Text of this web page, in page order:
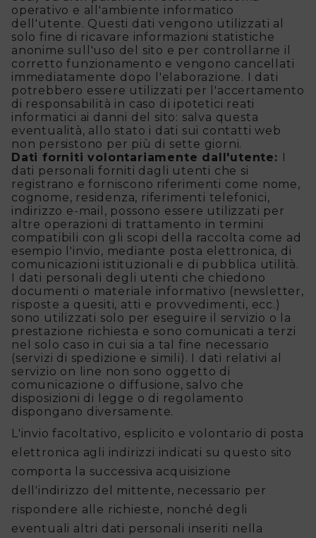
operativo e all'ambiente informatico
dell'utente. Questi dati vengono utilizzati al
solo fine di ricavare informazioni statistiche
anonime sull'uso del sito e per controllarne il
corretto funzionamento e vengono cancellati
immediatamente dopo l'elaborazione. I dati
potrebbero essere utilizzati per l'accertamento
di responsabilità in caso di ipotetici reati
informatici ai danni del sito: salva questa
eventualità, allo stato i dati sui contatti web
non persistono per più di sette giorni.
Dati forniti volontariamente dall'utente:
dati personali forniti dagli utenti che si
registrano e forniscono riferimenti come nome,
cognome, residenza, riferimenti telefonici,
indirizzo e-mail, possono essere utilizzati per
altre operazioni di trattamento in termini
compatibili con gli scopi della raccolta come ad
esempio l'invio, mediante posta elettronica, di
comunicazioni istituzionali e di pubblica utilità.
I dati personali degli utenti che chiedono
documenti o materiale informativo (newsletter,
risposte a quesiti, atti e provvedimenti, ecc.)
sono utilizzati solo per eseguire il servizio o la
prestazione richiesta e sono comunicati a terzi
nel solo caso in cui sia a tal fine necessario
(servizi di spedizione e simili). I dati relativi al
servizio on line non sono oggetto di
comunicazione o diffusione, salvo che
disposizioni di legge o di regolamento
dispongano diversamente.
L'invio facoltativo, esplicito e volontario di posta
elettronica agli indirizzi indicati su questo sito
comporta la successiva acquisizione
dell'indirizzo del mittente, necessario per
rispondere alle richieste, nonché degli
eventuali altri dati personali inseriti nella